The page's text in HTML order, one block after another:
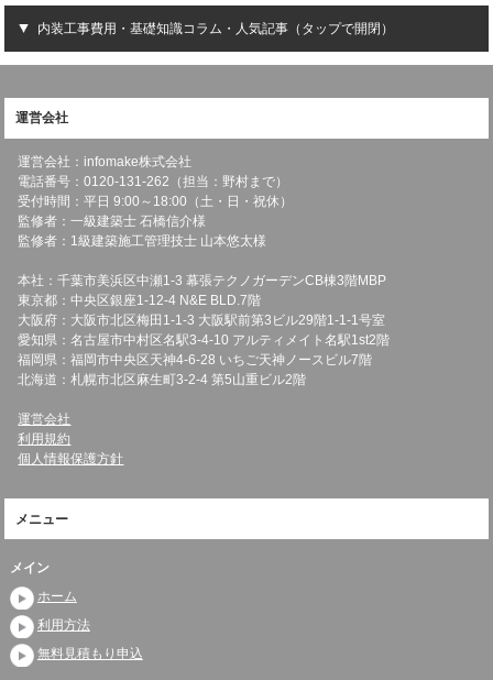
内装工事費用・基礎知識コラム・人気記事（タップで開閉）
運営会社
運営会社：infomake株式会社
電話番号：0120-131-262（担当：野村まで）
受付時間：平日 9:00～18:00（土・日・祝休）
監修者：一級建築士 石橋信介様
監修者：1級建築施工管理技士 山本悠太様
本社：千葉市美浜区中瀬1-3 幕張テクノガーデンCB棟3階MBP
東京都：中央区銀座1-12-4 N&E BLD.7階
大阪府：大阪市北区梅田1-1-3 大阪駅前第3ビル29階1-1-1号室
愛知県：名古屋市中村区名駅3-4-10 アルティメイト名駅1st2階
福岡県：福岡市中央区天神4-6-28 いちご天神ノースビル7階
北海道：札幌市北区麻生町3-2-4 第5山重ビル2階
運営会社
利用規約
個人情報保護方針
メニュー
メイン
ホーム
利用方法
無料見積もり申込